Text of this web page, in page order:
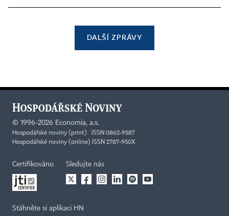
DALŠÍ ZPRÁVY
© 1996-2026 Economia, a.s.
Hospodářské noviny (print) ISSN 0862-9587
Hospodářské noviny (online) ISSN 2787-950X
Certifikováno Sledujte nás
Stáhněte si aplikaci HN